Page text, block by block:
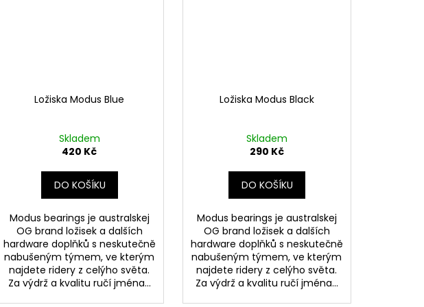
Ložiska Modus Blue
Skladem
420 Kč
DO KOŠÍKU
Modus bearings je australskej
OG brand ložisek a dalších
hardware doplňků s neskutečně
nabušeným týmem, ve kterým
najdete ridery z celýho světa.
Za výdrž a kvalitu ručí jména...
Ložiska Modus Black
Skladem
290 Kč
DO KOŠÍKU
Modus bearings je australskej
OG brand ložisek a dalších
hardware doplňků s neskutečně
nabušeným týmem, ve kterým
najdete ridery z celýho světa.
Za výdrž a kvalitu ručí jména...